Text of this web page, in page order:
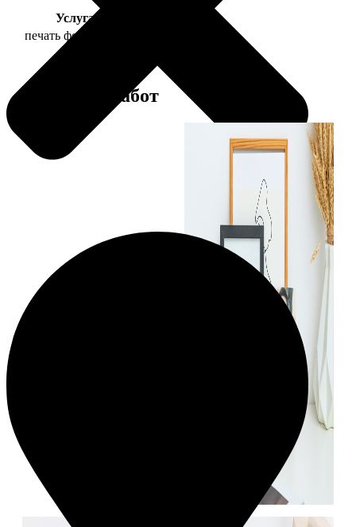
Услуга
печать фото 20х30
Примеры работ